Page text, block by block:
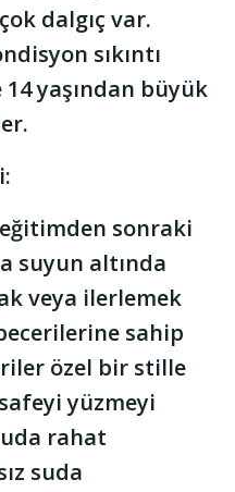
dalgıç var.
sıkıntı
yaşından büyük
eğitimden sonraki
suyun altında
veya ilerlemek
sahip
özel bir stille
yüzmeyi
rahat
suda